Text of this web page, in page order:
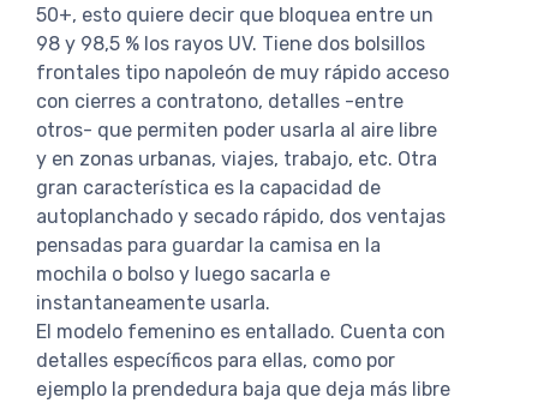
50+, esto quiere decir que bloquea entre un
98 y 98,5 % los rayos UV. Tiene dos bolsillos
frontales tipo napoleón de muy rápido acceso
con cierres a contratono, detalles -entre
otros- que permiten poder usarla al aire libre
y en zonas urbanas, viajes, trabajo, etc. Otra
gran característica es la capacidad de
autoplanchado y secado rápido, dos ventajas
pensadas para guardar la camisa en la
mochila o bolso y luego sacarla e
instantaneamente usarla.
El modelo femenino es entallado. Cuenta con
detalles específicos para ellas, como por
ejemplo la prendedura baja que deja más libre